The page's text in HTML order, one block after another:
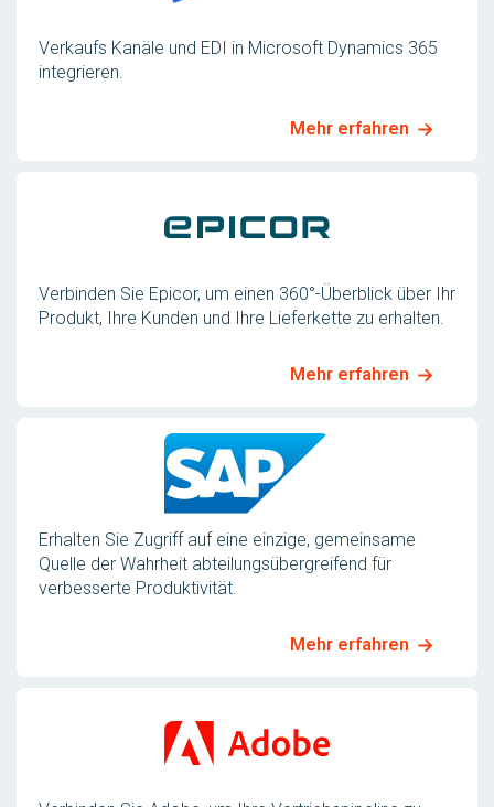
Verkaufs Kanäle und EDI in Microsoft Dynamics 365
integrieren.
Mehr erfahren
Verbinden Sie Epicor, um einen 360°-Überblick über Ihr
Produkt, Ihre Kunden und Ihre Lieferkette zu erhalten.
Mehr erfahren
Erhalten Sie Zugriff auf eine einzige, gemeinsame
Quelle der Wahrheit abteilungsübergreifend für
verbesserte Produktivität.
Mehr erfahren